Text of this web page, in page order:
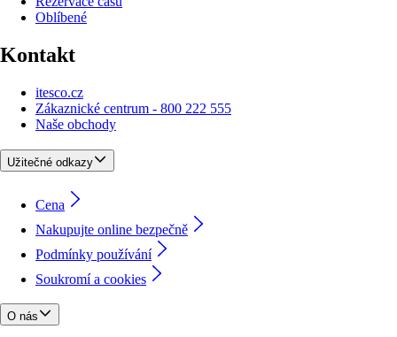
Oblíbené
Kontakt
itesco.cz
Zákaznické centrum - 800 222 555
Naše obchody
Užitečné odkazy
Cena
Nakupujte online bezpečně
Podmínky používání
Soukromí a cookies
O nás